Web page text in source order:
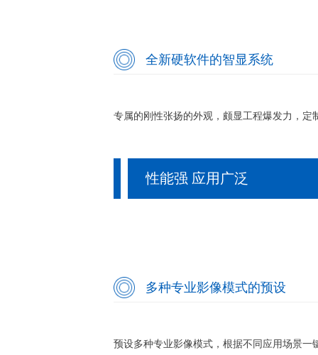
全新硬软件的智显系统
专属的刚性张扬的外观，颇显工程爆发力，定
性能强 应用广泛
多种专业影像模式的预设
预设多种专业影像模式，根据不同应用场景一